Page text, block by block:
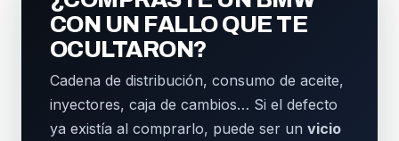
CON UN FALLO QUE TE
OCULTARON?
Cadena de distribución, consumo de aceite,
inyectores, caja de cambios… Si el defecto
ya existía al comprarlo, puede ser un vicio